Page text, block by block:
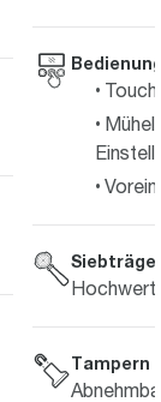
Tampern